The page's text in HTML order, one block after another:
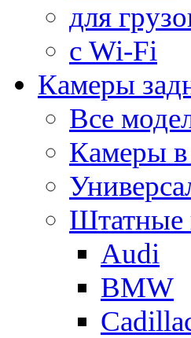
для
с Wi-Fi
Камеры
Все
Камеры
Штатные
Audi
BMW